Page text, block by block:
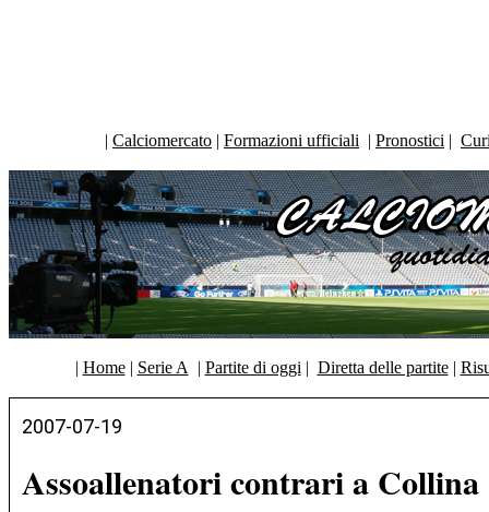
| Calciomercato | Formazioni ufficiali | Pronostici |
| Home| Serie A | Partite di oggi | Diretta delle partite|
2007-07-19
Assoallenatori contrari a Collina